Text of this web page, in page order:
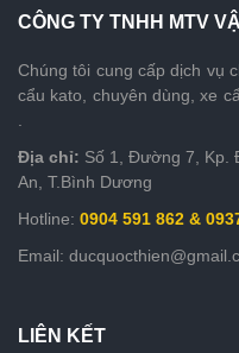
CÔNG TY TNHH MTV
Chúng tôi cung cấp dịch vụ
cẩu kato, chuyên dùng, xe
Địa chỉ: Số 1, Đường 7, Kp.
An, T.Bình Dương
Hotline: 0904 591 862 &
Email:
LIÊN KẾT